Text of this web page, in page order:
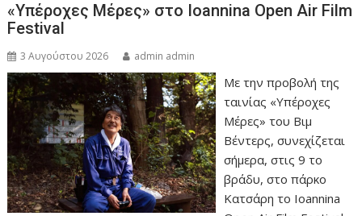
«Υπέροχες Μέρες» στο Ioannina Open Air Film
Festival
3 Αυγούστου 2026 admin admin
Με την προβολή της
ταινίας «Υπέροχες
Μέρες» του Βιμ
Βέντερς, συνεχίζεται
σήμερα, στις 9 το
βράδυ, στο πάρκο
Κατσάρη το Ioannina